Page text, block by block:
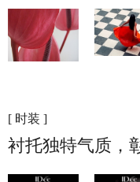
[ 时装 ]
衬托独特气质，